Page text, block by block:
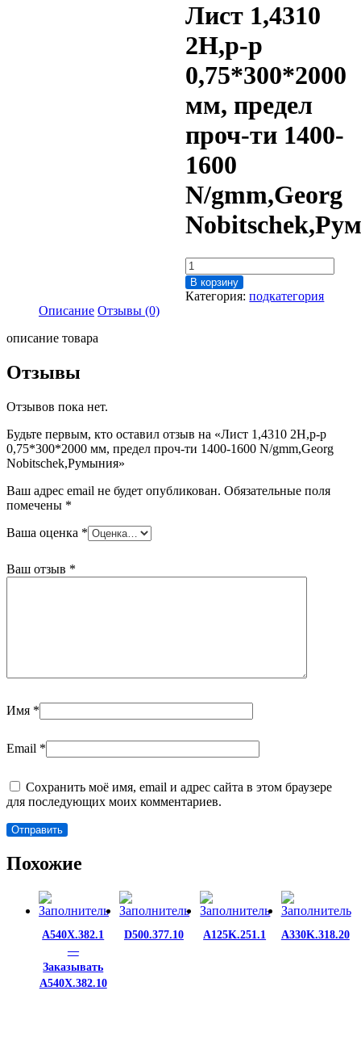
Лист 1,4310
2H,р-р
0,75*300*2000
мм, предел
проч-ти 1400-
1600
N/gmm,Georg
Количество
товара
Лист
1600
N/gmm,Georg
В корзину
Категория:подкатегория
Описание Отзывы (0)
описание товара
Отзывы
Отзывов пока нет.
Будьте первым, кто оставил отзыв на «Лист 1,4310 2H,р-р
0,75*300*2000 мм, предел проч-ти 1400-1600 N/gmm,Georg
Nobitschek,Румыния»
Ваш адрес email не будет опубликован. Обязательные поля
помечены *
Ваша оценка *
Ваш отзыв *
Имя *
Email *
Сохранить моё имя, email и адрес сайта в этом браузере
для последующих моих комментариев.
Похожие
A540X.382.1
—
Заказывать
A540X.382.10
D500.377.10 A125K.251.1 A330K.318.20